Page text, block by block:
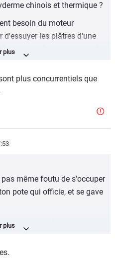
chinois et thermique ?
besoin du moteur
d'essuyer les plâtres d'une
j'aurais plutôt tendance à
pourrait être
y avoir des BAM
plus concurrentiels que
même foutu de s'occuper
pote qui officie, et se gave
alternative à ton gracieux
que l'alternative sera donc